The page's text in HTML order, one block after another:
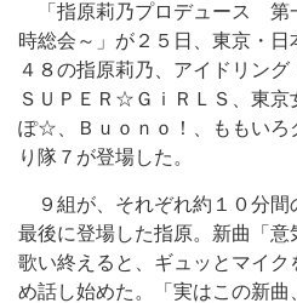
「指原莉乃プロデュース 第
時総会～」が２５日、東京・日
４８の指原莉乃、アイドリング
ＳＵＰＥＲ☆ＧｉＲＬＳ、東京
ぽ☆、Ｂｕｏｎｏ！、ももいろ
り隊７が登場した。
９組が、それぞれ約１０分間
最後に登場した指原。新曲「
歌い終えると、ギュッとマイ
め話し始めた。「実はこの新